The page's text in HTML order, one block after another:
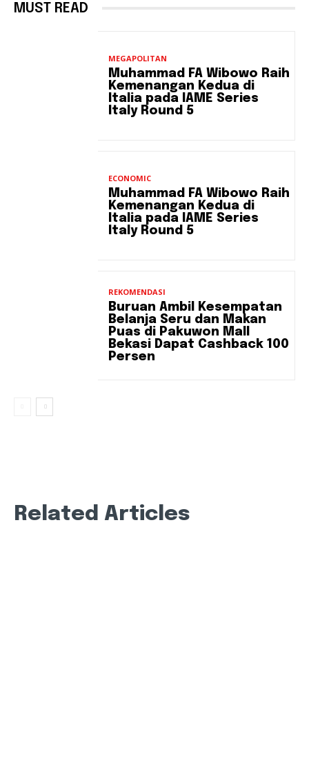
MUST READ
MEGAPOLITAN
Muhammad FA Wibowo Raih
Kemenangan Kedua di
Italia pada IAME Series
Italy Round 5
ECONOMIC
Muhammad FA Wibowo Raih
Kemenangan Kedua di
Italia pada IAME Series
Italy Round 5
REKOMENDASI
Buruan Ambil Kesempatan
Belanja Seru dan Makan
Puas di Pakuwon Mall
Bekasi Dapat Cashback 100
Persen
Related Articles